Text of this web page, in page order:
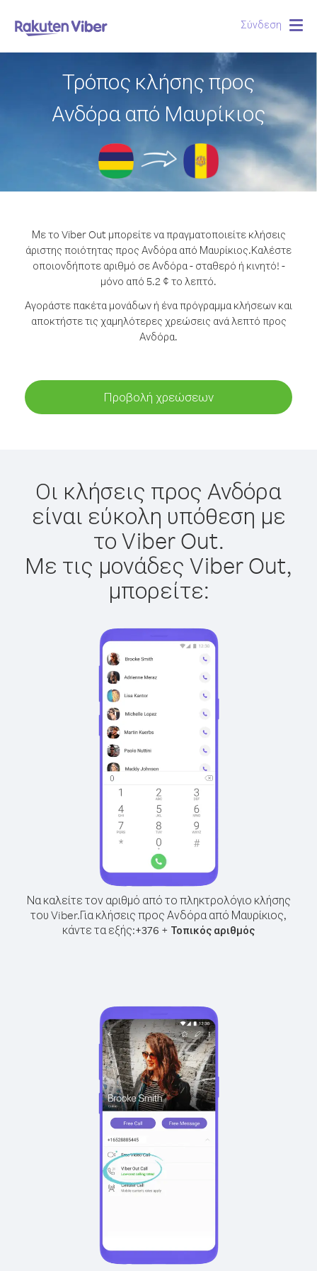
Σύνδεση
Τρόπος κλήσης προς
Ανδόρα από Μαυρίκιος
Με το Viber Out μπορείτε να πραγματοποιείτε κλήσεις
άριστης ποιότητας προς Ανδόρα από Μαυρίκιος.Καλέστε
οποιονδήποτε αριθμό σε Ανδόρα - σταθερό ή κινητό! -
μόνο από 5.2 ¢ το λεπτό.
Αγοράστε πακέτα μονάδων ή ένα πρόγραμμα κλήσεων και
αποκτήστε τις χαμηλότερες χρεώσεις ανά λεπτό προς
Ανδόρα.
Προβολή χρεώσεων
Οι κλήσεις προς Ανδόρα
είναι εύκολη υπόθεση με
το Viber Out.
Με τις μονάδες Viber Out,
μπορείτε:
Να καλείτε τον αριθμό από το πληκτρολόγιο κλήσης
του Viber.Για κλήσεις προς Ανδόρα από Μαυρίκιος,
κάντε τα εξής:+376 + Τοπικός αριθμός